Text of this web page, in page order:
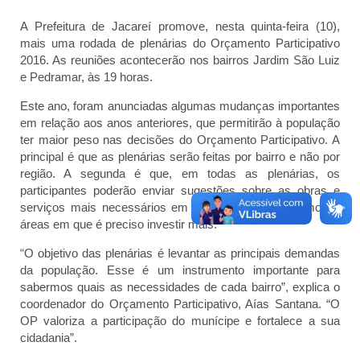
A Prefeitura de Jacareí promove, nesta quinta-feira (10),
mais uma rodada de plenárias do Orçamento Participativo
2016. As reuniões acontecerão nos bairros Jardim São Luiz
e Pedramar, às 19 horas.
Este ano, foram anunciadas algumas mudanças importantes
em relação aos anos anteriores, que permitirão à população
ter maior peso nas decisões do Orçamento Participativo. A
principal é que as plenárias serão feitas por bairro e não por
região. A segunda é que, em todas as plenárias, os
participantes poderão enviar sugestões sobre as obras e
serviços mais necessários em cada bairro, bem como as
áreas em que é preciso investir mais.
“O objetivo das plenárias é levantar as principais demandas
da população. Esse é um instrumento importante para
sabermos quais as necessidades de cada bairro”, explica o
coordenador do Orçamento Participativo, Aías Santana. “O
OP valoriza a participação do munícipe e fortalece a sua
cidadania”.